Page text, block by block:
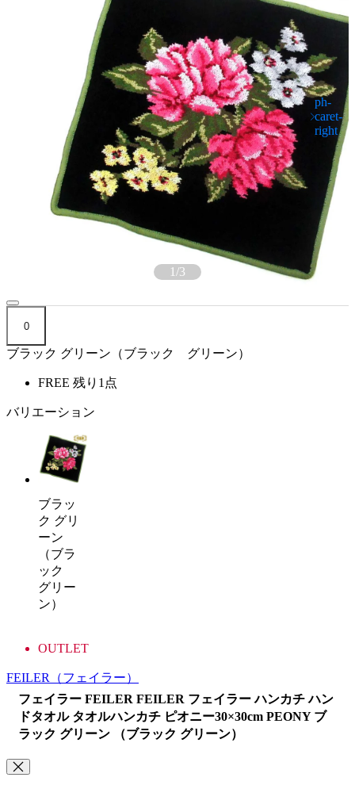
1/3
0
ブラック グリーン（ブラック グリーン）
FREE 残り1点
バリエーション
ブラッ
ク グリ
ーン
（ブラ
ック
グリー
ン）
OUTLET
FEILER
（フェイラー）
フェイラー FEILER FEILER フェイラー ハンカチ ハン
ドタオル タオルハンカチ ピオニー30×30cm PEONY ブ
ラック グリーン （ブラック グリーン）